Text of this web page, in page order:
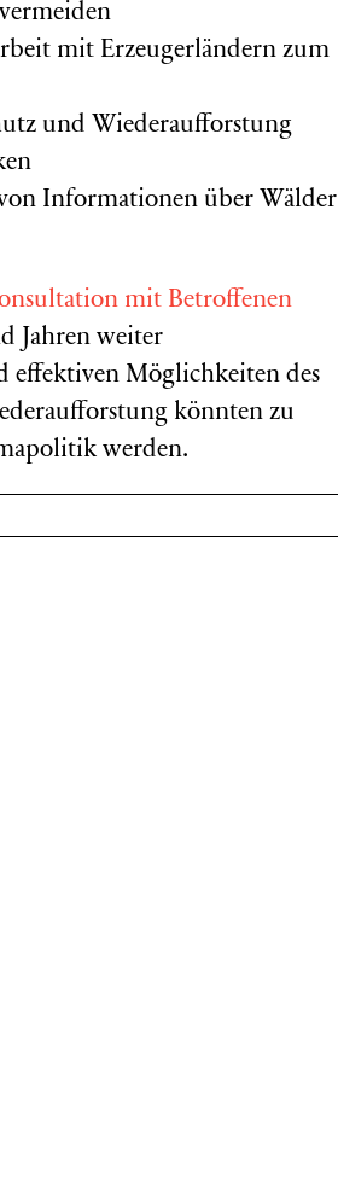
mit Erzeugerländern zum
und Wiederaufforstung
Informationen über Wälder
mit Betroffenen
Jahren weiter
effektiven Möglichkeiten des
könnten zu
werden.